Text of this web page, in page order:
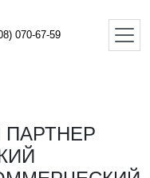
070-67-59